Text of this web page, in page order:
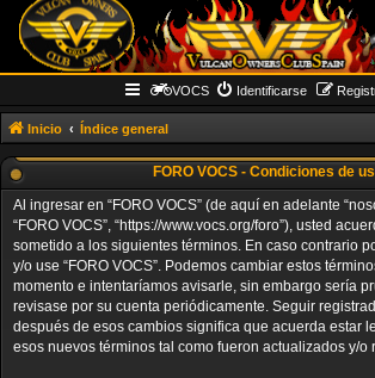
VOCS Identificarse
Inicio Índice general
FORO VOCS - Condiciones de
Al ingresar en “FORO VOCS” (de aquí en adelante
“FORO VOCS”, “https://www.vocs.org/foro”), usted
sometido a los siguientes términos. En caso contrario
y/o use “FORO VOCS”. Podemos cambiar estos
momento e intentaríamos avisarle, sin embargo sería
revisase por su cuenta periódicamente. Seguir
después de esos cambios significa que acuerda estar
esos nuevos términos tal como fueron actualizados y/o